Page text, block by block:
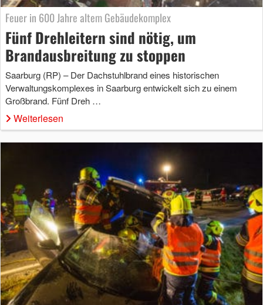
Feuer in 600 Jahre altem Gebäudekomplex
Fünf Drehleitern sind nötig, um
Brandausbreitung zu stoppen
Saarburg (RP) – Der Dachstuhlbrand eines historischen
Verwaltungskomplexes in Saarburg entwickelt sich zu einem
Großbrand. Fünf Dreh …
Weiterlesen